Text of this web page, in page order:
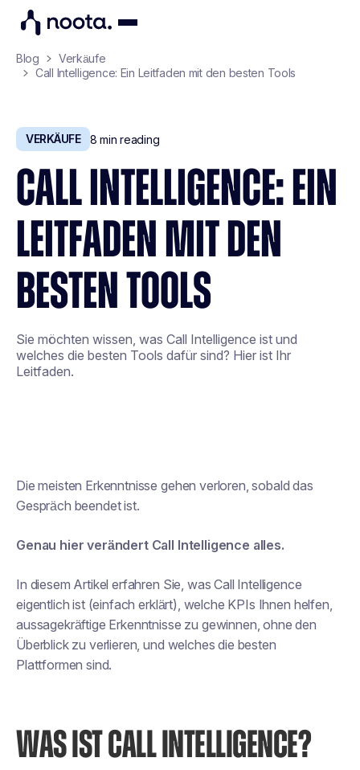
Blog
Verkäufe
Call Intelligence: Ein Leitfaden mit den besten Tools
VERKÄUFE 8 min reading
CALL INTELLIGENCE: EIN
LEITFADEN MIT DEN
BESTEN TOOLS
Sie möchten wissen, was Call Intelligence ist und
welches die besten Tools dafür sind? Hier ist Ihr
Leitfaden.
Die meisten Erkenntnisse gehen verloren, sobald das
Gespräch beendet ist.
Genau hier verändert Call Intelligence alles.
In diesem Artikel erfahren Sie, was Call Intelligence
eigentlich ist (einfach erklärt), welche KPIs Ihnen helfen,
aussagekräftige Erkenntnisse zu gewinnen, ohne den
Überblick zu verlieren, und welches die besten
Plattformen sind.
WAS IST CALL INTELLIGENCE?